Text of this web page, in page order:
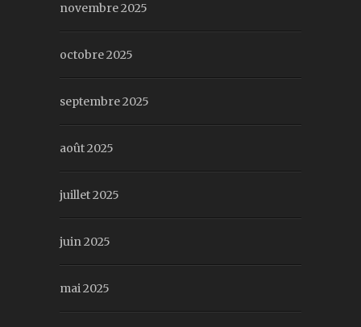
novembre 2025
octobre 2025
septembre 2025
août 2025
juillet 2025
juin 2025
mai 2025